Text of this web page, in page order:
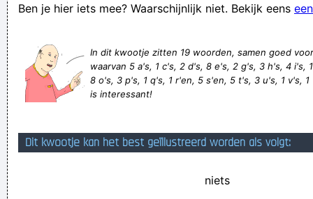
scouring the internet in sear
& Blue. EL'N JAAAHN!
Nogmaal het bewijs dat met gewoon te gaan werken je niet
Dat is net zoals het "vergelijken", je stelt hiermee dingen
toevoegt. Ja, tovenarij als het ware
Ben je hier iets mee? Waarschijnlijk niet. Bekijk eens
In dit kwootje zitten 19 woorden, samen goed
waarvan 5 a's, 1 c's, 2 d's, 8 e's, 2 g's, 3 h's, 4 i's,
8 o's, 3 p's, 1 q's, 1 r'en, 5 s'en, 5 t's, 3 u's, 1 v's,
is interessant!
Dit kwootje kan het best geïllustreerd worden als volgt:
niets